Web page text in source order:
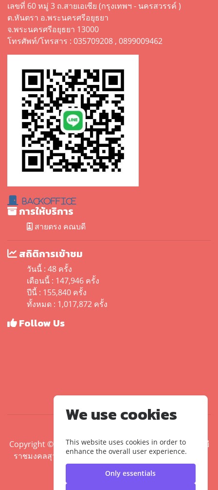
We use cookies
This website uses cookies in order to
enhance the overall user experience.
Only essentials
เลขที่ 60 หมู่ 3 ถ.สายเอเซีย (กรุงเทพฯ - นครสวรรค์ )
ต.หันตรา อ.พระนครศรีอยุธยา
จ.พระนครศรีอยุธยา 13000
โทรศัพท์/โทรสาร : 035709208 , 0899009462
BackOffice
การให้บริการ
สายตรง คณบดี
สถิติการเข้าชม
วันนี้ : 48 ครั้ง
เดือนนี้ : 147,946 ครั้ง
ปีนี้ : 155,840 ครั้ง
ทั้งหมด : 1,017,872 ครั้ง
Follow Us
Copyright ©2020 คณะศิลปศาสตร์ มหาวิทยาลัยเทคโนโลยี
ราชมงคลสุวรรณภูมิ | มหาวิทยาลัยเทคโนโลยีราชมงคล